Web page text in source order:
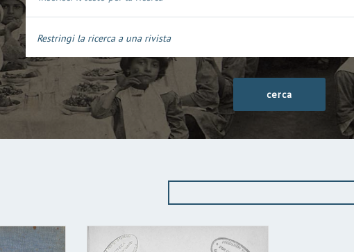
Restringi la ricerca a una rivista